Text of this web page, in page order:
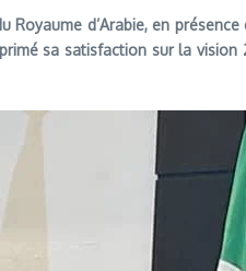
d’Arabie, en
sa satisfaction sur la